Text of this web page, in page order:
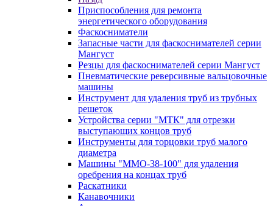
Приспособления для ремонта
энергетического оборудования
Фаскосниматели
Запасные части для фаскоснимателей серии
Мангуст
Резцы для фаскоснимателей серии Мангуст
Пневматические реверсивные вальцовочные
машины
Инструмент для удаления труб из трубных
решеток
Устройства серии "МТК" для отрезки
выступающих концов труб
Инструменты для торцовки труб малого
диаметра
Машины "ММО-38-100" для удаления
оребрения на концах труб
Раскатники
Канавочники